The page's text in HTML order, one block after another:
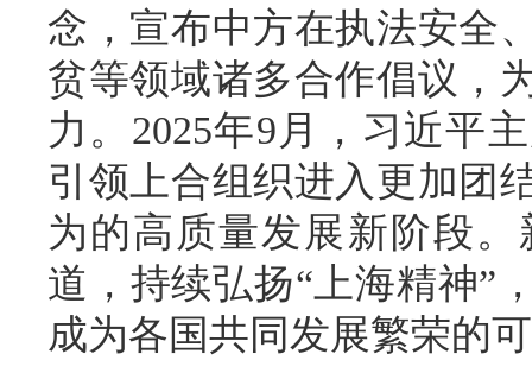
念，宣布中方在执法安全
贫等领域诸多合作倡议，
力。2025年9月，习近平
引领上合组织进入更加团
为的高质量发展新阶段
道，持续弘扬“上海精神”
成为各国共同发展繁荣的